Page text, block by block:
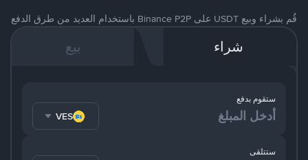
قُم بشراء وبيع USDT على Binance P2P باستخدام العديد من طرق الدفع
شراء بيع
ستقوم بدفع
VES
ستتلقى